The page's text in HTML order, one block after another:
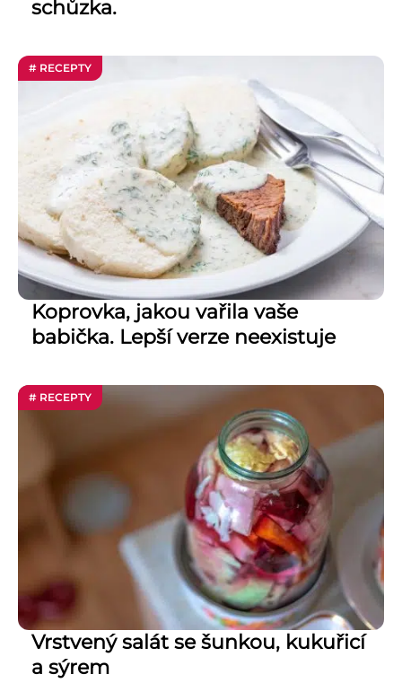
schůzka.
# RECEPTY
Koprovka, jakou vařila vaše
babička. Lepší verze neexistuje
# RECEPTY
Vrstvený salát se šunkou, kukuřicí
a sýrem